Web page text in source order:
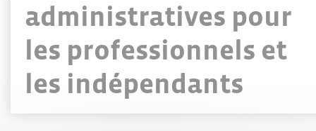
administratives pour
les professionnels et
les indépendants